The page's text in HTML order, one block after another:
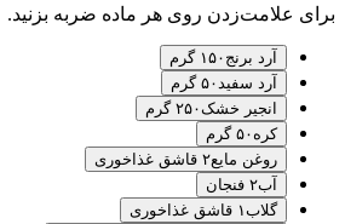
روی هر ماده ضربه بزنید.
آرد برنج
۱۵۰ گرم
آرد سفید ۵۰ گرم
انجیر خشک۲۵۰ گرم
۵۰ گرم
روغن مایع۲ قاشق غذاخوری
گلاب۱ قاشق غذاخوری